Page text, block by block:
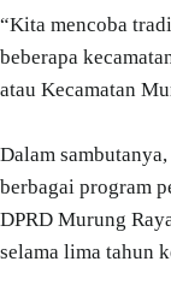
“Kita mencoba
beberapa
atau Kecamatan
Dalam
berbagai program
DPRD Murung
selama lima tahun